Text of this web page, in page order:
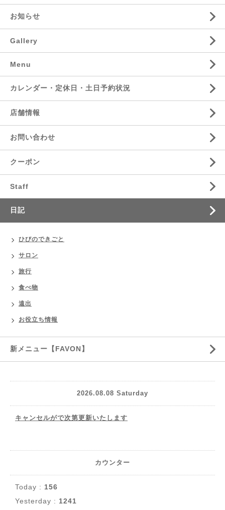
お知らせ
Gallery
Menu
カレンダー・定休日・土日予約状況
店舗情報
お問い合わせ
クーポン
Staff
日記
ひびのできごと
サロン
旅行
食べ物
遠出
お役立ち情報
新メニュー【FAVON】
2026.08.08 Saturday
キャンセルがで次第更新いたします
カウンター
Today : 156
Yesterday : 1241